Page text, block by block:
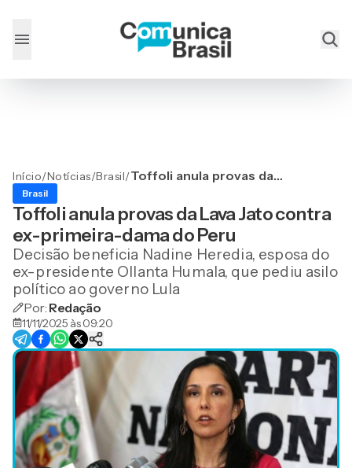
Início/Notícias/Brasil/Toffoli anula provas da
primeira-dama do Peru
Brasil
Toffoli anula provas da Lava Jato contra
ex-primeira-dama do Peru
Decisão beneficia Nadine Heredia, esposa do
ex-presidente Ollanta Humala, que pediu asilo
político ao governo Lula
Por: Redação
11/11/2025 às 09:20